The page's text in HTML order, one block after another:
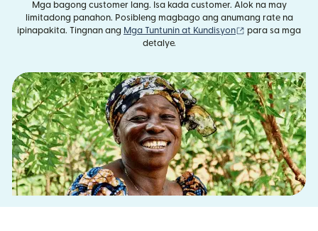
Mga bagong customer lang. Isa kada customer. Alok na may
limitadong panahon. Posibleng magbago ang anumang rate na
ipinapakita. Tingnan ang Mga Tuntunin at Kundisyon (bubukas sa
para sa mga
detalye.